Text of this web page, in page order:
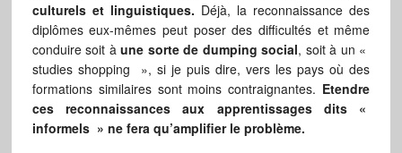
culturels et linguistiques. Déjà, la reconnaissance des
diplômes eux-mêmes peut poser des difficultés et même
conduire soit àune sorte de dumping social, soit à un «
studies shopping », si je puis dire, vers les pays où des
formations similaires sont moins contraignantes. Etendre
ces reconnaissances aux apprentissages dits «
informels » ne fera qu’amplifier le problème.